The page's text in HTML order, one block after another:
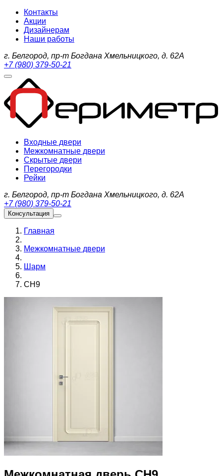
Контакты
Акции
Дизайнерам
Наши работы
г. Белгород, пр-т Богдана Хмельницкого, д. 62А
+7 (980) 379-50-21
Входные двери
Межкомнатные двери
Скрытые двери
Перегородки
Рейки
г. Белгород, пр-т Богдана Хмельницкого, д. 62А
+7 (980) 379-50-21
Консультация
Главная
Межкомнатные двери
Шарм
CH9